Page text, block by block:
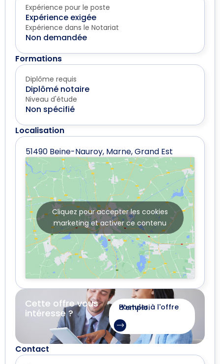
Expérience pour le poste
Expérience exigée
Expérience dans le Notariat
Non demandée
Formations
Diplôme requis
Diplômé notaire
Niveau d'étude
Non spécifié
Localisation
51490 Beine-Nauroy, Marne, Grand Est
Cliquez pour accepter les cookies
marketing et activer ce contenu
Cette offre vous
intéresse ?
Postuler à l'offre d'emploi
Contact